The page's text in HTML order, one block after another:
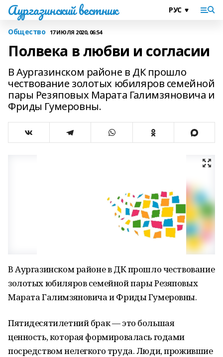
Аургазинский вестник
Общество 17 ИЮЛЯ 2020, 06:54
Полвека в любви и согласии
В Аургазинском районе в ДК прошло
чествование золотых юбиляров семейной
пары Резяповых Марата Галимзяновича и
Фриды Гумеровны.
В Аургазинском районе в ДК прошло чествование
золотых юбиляров семейной пары Резяповых
Марата Галимзяновича и Фриды Гумеровны.
Пятидесятилетний брак — это большая
ценность, которая формировалась годами
посредством нелегкого труда. Люди, прожившие